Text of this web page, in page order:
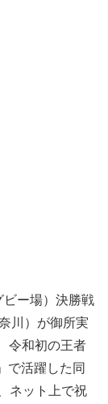
ー場）決勝戦
川）が御所実
令和初の王者
で活躍した同
ネット上で祝